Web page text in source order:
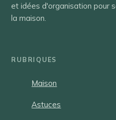
et idées d'organisation pour
la maison.
RUBRIQUES
Maison
Astuces